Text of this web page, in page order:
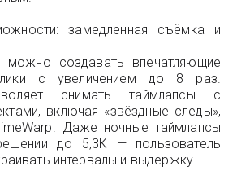
замедленная съёмка и
можно создавать впечатляющие
с увеличением до 8 раз.
снимать таймлапсы с
включая «звёздные следы»,
Даже ночные таймлапсы
до 5,3K — пользователь
интервалы и выдержку.